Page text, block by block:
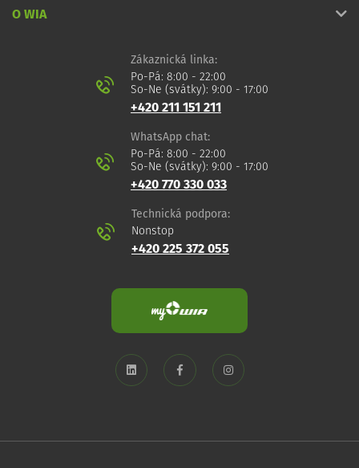
O WIA
Zákaznická linka:
Po-Pá: 8:00 - 22:00
So-Ne (svátky): 9:00 - 17:00
+420 211 151 211
WhatsApp chat:
Po-Pá: 8:00 - 22:00
So-Ne (svátky): 9:00 - 17:00
+420 770 330 033
Technická podpora:
Nonstop
+420 225 372 055